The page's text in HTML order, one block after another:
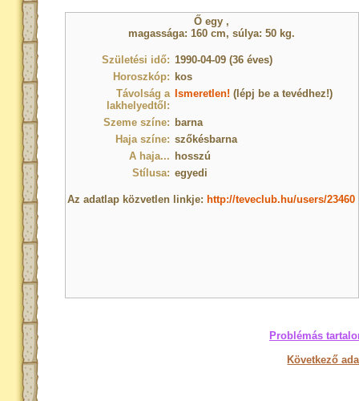
Ő egy ,
magassága: 160 cm, súlya: 50 kg.
Születési idő: 1990-04-09 (36 éves)
Horoszkóp: kos
Távolság a
lakhelyedtől:
Ismeretlen! (lépj be a tevédhez!)
Szeme színe: barna
Haja színe: szőkésbarna
A haja... hosszú
Stílusa: egyedi
Az adatlap közvetlen linkje: http://teveclub.hu/users/23460
Problémás
Következő